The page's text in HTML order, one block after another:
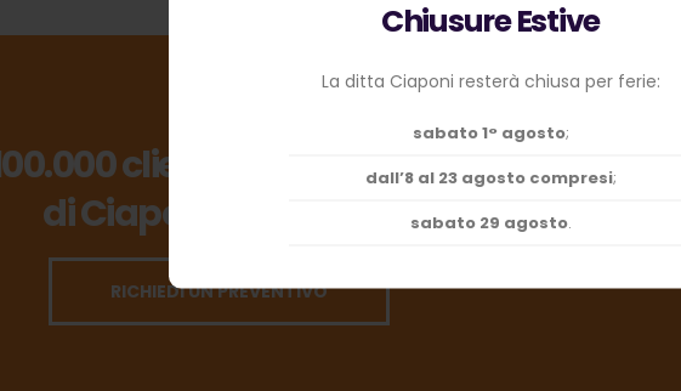
Chiusure Estive
La ditta Ciaponi resterà chiusa per ferie:
sabato 1° agosto;
dall’8 al 23 agosto compresi;
sabato 29 agosto.
clienti che si fidano dell'esperienza
di Ciaponi Marco SRL
RICHIEDI UN PREVENTIVO